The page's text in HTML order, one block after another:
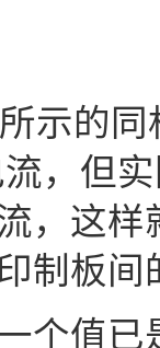
示的
，但
，这
制板间
个值